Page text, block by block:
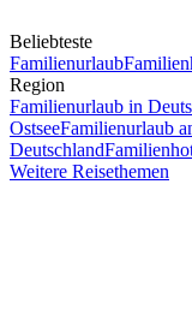
Beliebteste
Familienurlaub
Region
Familienurlaub in
OstseeFamilienurlaub
Deutschland
Weitere Reisethemen